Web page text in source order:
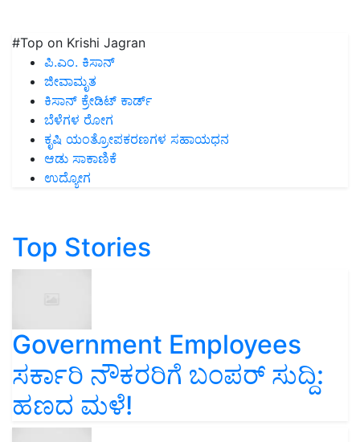
#Top on Krishi Jagran
ಪಿ.ಎಂ. ಕಿಸಾನ್
ಜೀವಾಮೃತ
ಕಿಸಾನ್ ಕ್ರೇಡಿಟ್ ಕಾರ್ಡ್
ಬೆಳೆಗಳ ರೋಗ
ಕೃಷಿ ಯಂತ್ರೋಪಕರಣಗಳ ಸಹಾಯಧನ
ಆಡು ಸಾಕಾಣಿಕೆ
ಉದ್ಯೋಗ
Top Stories
Government Employees
ಸರ್ಕಾರಿ ನೌಕರರಿಗೆ ಬಂಪರ್‌ ಸುದ್ದಿ:
ಹಣದ ಮಳೆ!